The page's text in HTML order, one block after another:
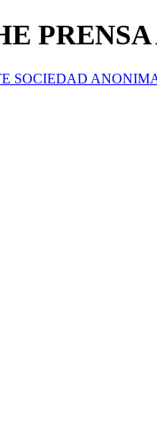
PRENSA
SOCIEDAD